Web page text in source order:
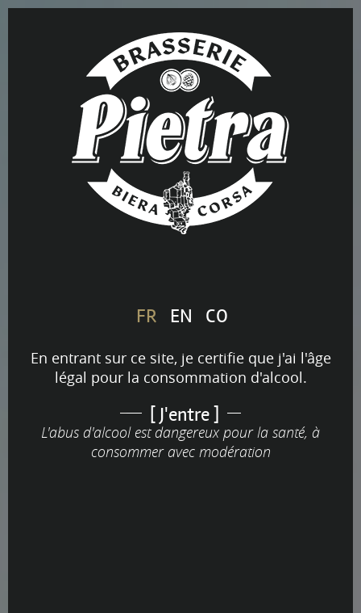
FR EN CO
En entrant sur ce site, je certifie que j'ai l'âge
légal pour la consommation d'alcool.
[ J'entre ]
L'abus d'alcool est dangereux pour la santé, à
consommer avec modération